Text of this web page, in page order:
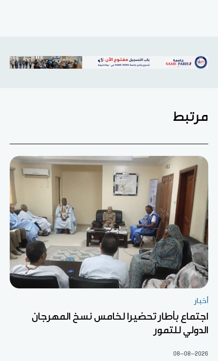
مرتبط
أخبار
اجتماع بأطار تحضيرا لخامس نسخ المهرجان
الدولي للتمور
08-08-2026